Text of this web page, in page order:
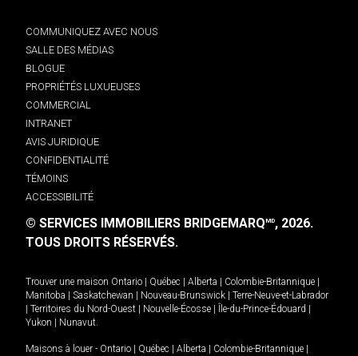
COMMUNIQUEZ AVEC NOUS
SALLE DES MÉDIAS
BLOGUE
PROPRIÉTÉS LUXUEUSES
COMMERCIAL
INTRANET
AVIS JURIDIQUE
CONFIDENTIALITÉ
TÉMOINS
ACCESSIBILITÉ
© SERVICES IMMOBILIERS BRIDGEMARQMD, 2026.
TOUS DROITS RÉSERVÉS.
Trouver une maison Ontario Québec Alberta Colombie-Britannique
Manitoba
Saskatchewan Nouveau-Brunswick
Terre-Neuve-et-Labrador
Territoires du Nord-Ouest Nouvelle-Écosse Île-du-Prince-Édouard
Yukon
Nunavut.
Maisons à louer - Ontario Québec Alberta Colombie-Britannique